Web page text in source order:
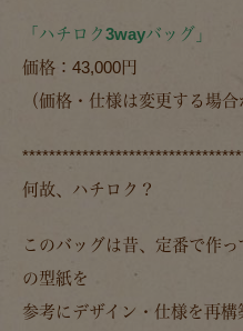
「ハチロク3wayバッグ」
価格：43,000円
（価格・仕様は変更する場合
何故、ハチロク？
このバッグは昔、定番で作
の型紙を
参考にデザイン・仕様を再構